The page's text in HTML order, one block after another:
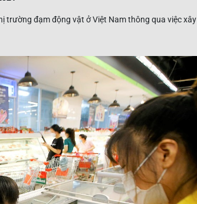
trường đạm động vật ở Việt Nam thông qua việc xây